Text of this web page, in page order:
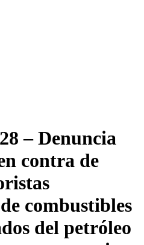
– Denuncia
contra de
combustibles
del petróleo